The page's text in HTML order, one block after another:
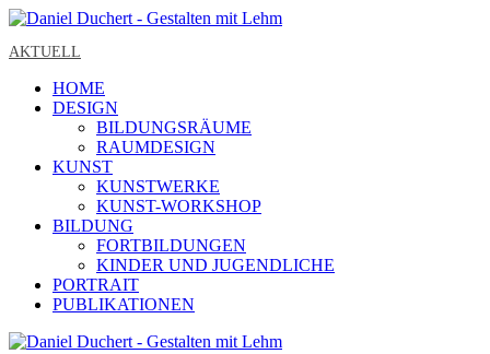
AKTUELL
HOME
DESIGN
BILDUNGSRÄUME
RAUMDESIGN
KUNST
KUNSTWERKE
KUNST-WORKSHOP
BILDUNG
FORTBILDUNGEN
KINDER UND JUGENDLICHE
PORTRAIT
PUBLIKATIONEN